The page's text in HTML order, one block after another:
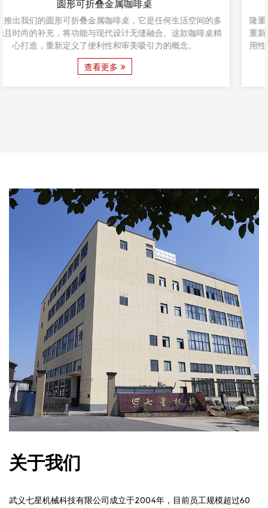
多
精
方形现代简约户外茶几
隆重推出方形现代简约户外咖啡桌，它将形式和功能融为一
重新定义了户外生活的艺术。这款咖啡桌不仅具有时尚设计
用性，还能无缝地融入任何户外空间，无需过多装饰即可展
性。 方形现代简约户外咖啡桌展现了简约之美。它简洁的线
几何形状带来了现代感，与户外郁郁葱葱的绿色植物形成了
关于我们
武义七星机械科技有限公司成立于2004年，目前员工规模超过60